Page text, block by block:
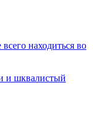
находиться во
и шквалистый